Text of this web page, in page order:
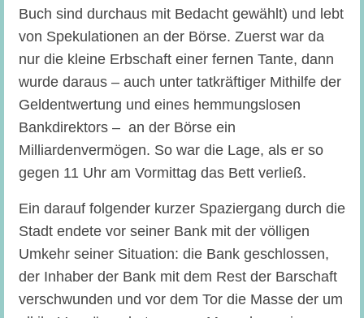
Buch sind durchaus mit Bedacht gewählt) und lebt
von Spekulationen an der Börse. Zuerst war da
nur die kleine Erbschaft einer fernen Tante, dann
wurde daraus – auch unter tatkräftiger Mithilfe der
Geldentwertung und eines hemmungslosen
Bankdirektors – an der Börse ein
Milliardenvermögen. So war die Lage, als er so
gegen 11 Uhr am Vormittag das Bett verließ.
Ein darauf folgender kurzer Spaziergang durch die
Stadt endete vor seiner Bank mit der völligen
Umkehr seiner Situation: die Bank geschlossen,
der Inhaber der Bank mit dem Rest der Barschaft
verschwunden und vor dem Tor die Masse der um